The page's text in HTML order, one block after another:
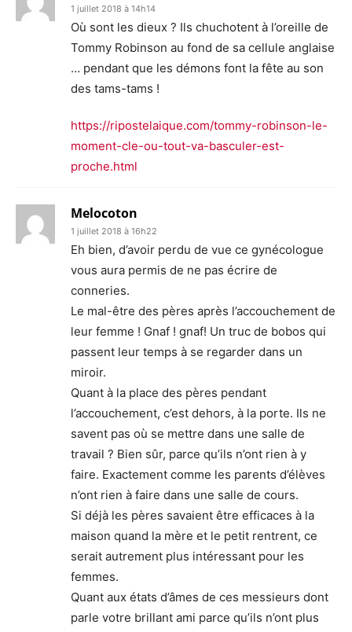
1 juillet 2018 à 14h14
Où sont les dieux ? Ils chuchotent à l’oreille de
Tommy Robinson au fond de sa cellule anglaise
… pendant que les démons font la fête au son
des tams-tams !
https://ripostelaique.com/tommy-robinson-le-
moment-cle-ou-tout-va-basculer-est-
proche.html
Melocoton
1 juillet 2018 à 16h22
Eh bien, d’avoir perdu de vue ce gynécologue
vous aura permis de ne pas écrire de
conneries.
Le mal-être des pères après l’accouchement de
leur femme ! Gnaf ! gnaf! Un truc de bobos qui
passent leur temps à se regarder dans un
miroir.
Quant à la place des pères pendant
l’accouchement, c’est dehors, à la porte. Ils ne
savent pas où se mettre dans une salle de
travail ? Bien sûr, parce qu’ils n’ont rien à y
faire. Exactement comme les parents d’élèves
n’ont rien à faire dans une salle de cours.
Si déjà les pères savaient être efficaces à la
maison quand la mère et le petit rentrent, ce
serait autrement plus intéressant pour les
femmes.
Quant aux états d’âmes de ces messieurs dont
parle votre brillant ami parce qu’ils n’ont plus